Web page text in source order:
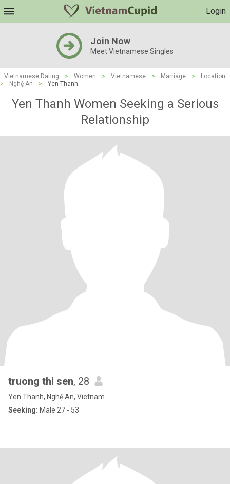
Login
Join Now
Meet Vietnamese Singles
Vietnamese Dating > Women > Vietnamese > Marriage >
Location
>
Nghệ An > Yen Thanh
Yen Thanh Women Seeking a Serious
Relationship
truong thi sen, 28
Yen Thanh, Nghệ An, Vietnam
Seeking: Male 27 - 53